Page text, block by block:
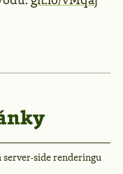
server-side renderingu